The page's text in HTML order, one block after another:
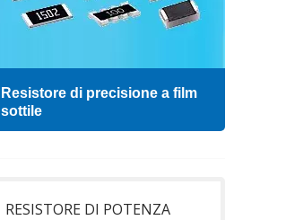
Resistore di precisione a film
sottile
RESISTORE DI POTENZA